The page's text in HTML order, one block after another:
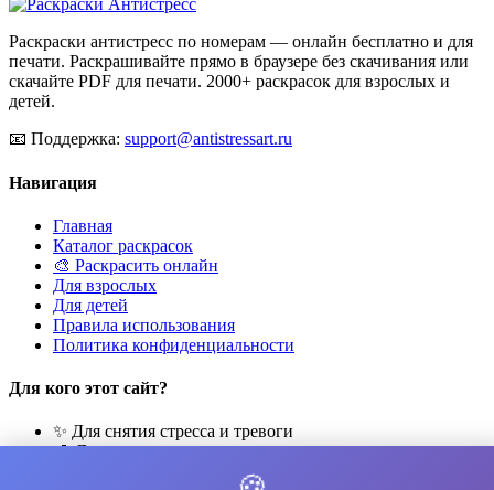
Раскраски антистресс по номерам — онлайн бесплатно и для
печати. Раскрашивайте прямо в браузере без скачивания или
скачайте PDF для печати. 2000+ раскрасок для взрослых и
детей.
📧 Поддержка: support@antistressart.ru
Навигация
Главная
Каталог раскрасок
🎨 Раскрасить онлайн
Для взрослых
Для детей
Правила использования
Политика конфиденциальности
Для кого этот сайт?
✨ Для снятия стресса и тревоги
🎨 Для развития креативности
🧘 Для медитации и расслабления